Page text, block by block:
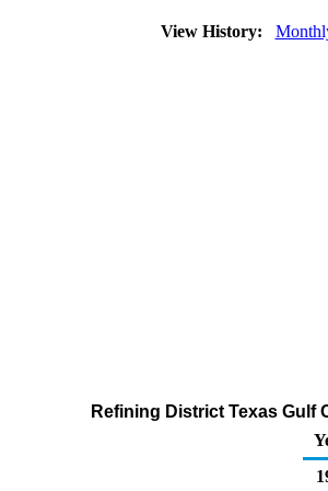
View History:
Refining District Texas Gulf